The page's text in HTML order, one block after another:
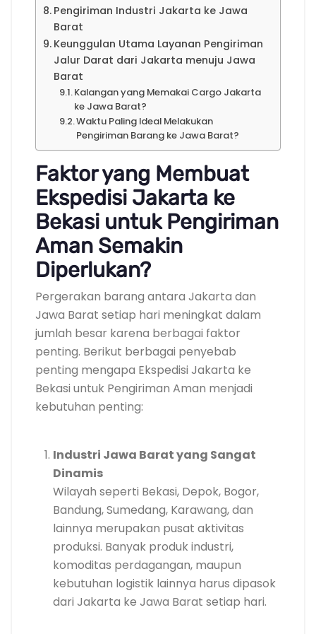
Pengiriman Industri Jakarta ke Jawa
Barat
Keunggulan Utama Layanan Pengiriman
Jalur Darat dari Jakarta menuju Jawa
Barat
Kalangan yang Memakai Cargo Jakarta
ke Jawa Barat?
Waktu Paling Ideal Melakukan
Pengiriman Barang ke Jawa Barat?
Faktor yang Membuat
Ekspedisi Jakarta ke
Bekasi untuk Pengiriman
Aman Semakin
Diperlukan?
Pergerakan barang antara Jakarta dan
Jawa Barat setiap hari meningkat dalam
jumlah besar karena berbagai faktor
penting. Berikut berbagai penyebab
penting mengapa Ekspedisi Jakarta ke
Bekasi untuk Pengiriman Aman menjadi
kebutuhan penting:
Industri Jawa Barat yang Sangat
Dinamis
Wilayah seperti Bekasi, Depok, Bogor,
Bandung, Sumedang, Karawang, dan
lainnya merupakan pusat aktivitas
produksi. Banyak produk industri,
komoditas perdagangan, maupun
kebutuhan logistik lainnya harus dipasok
dari Jakarta ke Jawa Barat setiap hari.